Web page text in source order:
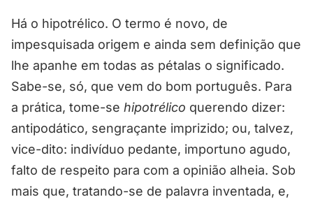
Há o hipotrélico. O termo é novo, de
impesquisada origem e ainda sem definição que
lhe apanhe em todas as pétalas o significado.
Sabe-se, só, que vem do bom português. Para
a prática, tome-se hipotrélico querendo dizer:
antipodático, sengraçante imprizido; ou, talvez,
vice-dito: indivíduo pedante, importuno agudo,
falto de respeito para com a opinião alheia. Sob
mais que, tratando-se de palavra inventada, e,